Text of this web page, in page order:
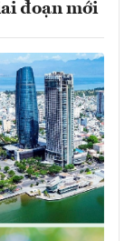
đoạn mới